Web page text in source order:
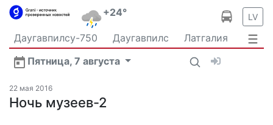
+24° LV
Даугавпилсу-750 Даугавпилс
Латгалия
Латвия
Политика Происшествия
Спорт
Общество
Пятница, 7 августа
Новости Даугавпилса
Транспорт
В мире
22 мая 2016
Ночь музеев-2